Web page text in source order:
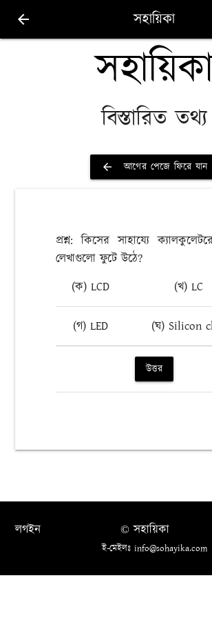
arrow_back সহায়িকা
বিস্তারিত তথ্য
arrow_back আগের পেজে ফিরে যান
প্রশ্ন: কিসের সাহায্যে
লেখাগুলো ফুটে উঠে?
(ক) LCD
(খ) LC
(গ) LED (ঘ) Silicon
উত্তর
লগইন © সহায়িকা
ই-মেইলঃ info@sohayika.com